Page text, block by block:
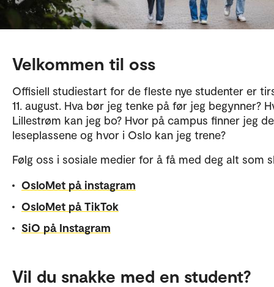
Velkommen til oss
Offisiell studiestart for de fleste nye studenter er
11. august. Hva bør jeg tenke på før jeg begynner?
Lillestrøm kan jeg bo? Hvor på campus finner jeg
leseplassene og hvor i Oslo kan jeg trene?
Følg oss i sosiale medier for å få med deg alt som
OsloMet på instagram
OsloMet på TikTok
SiO på Instagram
Vil du snakke med en student?